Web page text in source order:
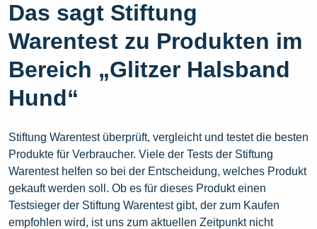
Das sagt Stiftung
Warentest zu Produkten im
Bereich „Glitzer Halsband
Hund“
Stiftung Warentest überprüft, vergleicht und testet die besten
Produkte für Verbraucher. Viele der Tests der Stiftung
Warentest helfen so bei der Entscheidung, welches Produkt
gekauft werden soll. Ob es für dieses Produkt einen
Testsieger der Stiftung Warentest gibt, der zum Kaufen
empfohlen wird, ist uns zum aktuellen Zeitpunkt nicht